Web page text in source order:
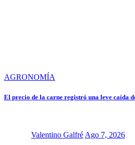
AGRONOMÍA
El precio de la carne registró una leve caída
Valentino Galfré Ago 7, 2026